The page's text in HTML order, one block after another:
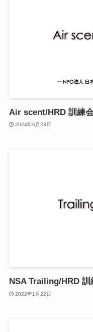
Air scent/HRD 訓練
2024年6月23日
NSA Trailing/HRD 訓
2022年1月22日